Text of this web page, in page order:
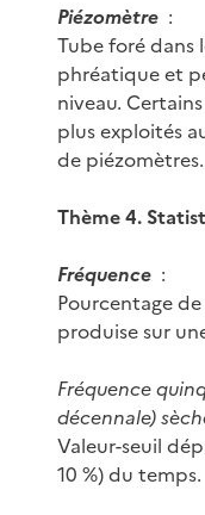
Piézomètre :
Tube foré dans
phréatique et
niveau.
plus exploités
de piézomètres.
Thème 4.
Fréquence :
Pourcentage
produise sur
Fréquence
décennale)
Valeur-seuil
10 %) du temps.